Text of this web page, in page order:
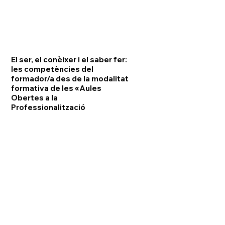
El ser, el conèixer i el saber fer:
les competències del
formador/a des de la modalitat
formativa de les «Aules
Obertes a la
Professionalització